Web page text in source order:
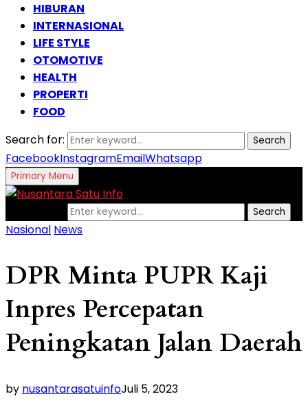
HIBURAN
INTERNASIONAL
LIFE STYLE
OTOMOTIVE
HEALTH
PROPERTI
FOOD
Search for:
Search
FacebookInstagramEmailWhatsapp
Primary Menu
Search
Nasional News
DPR Minta PUPR Kaji
Inpres Percepatan
Peningkatan Jalan Daerah
by nusantarasatuinfoJuli 5, 2023